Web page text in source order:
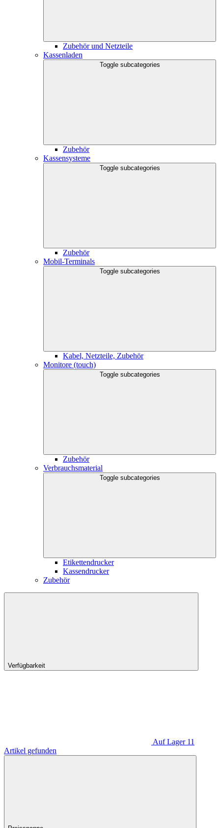
Zubehör und Netzteile
Kassenladen
Toggle subcategories
Zubehör
Kassensysteme
Toggle subcategories
Zubehör
Mobil-Terminals
Toggle subcategories
Kabel, Netzteile, Zubehör
Monitore (touch)
Toggle subcategories
Zubehör
Verbrauchsmaterial
Toggle subcategories
Etikettendrucker
Kassendrucker
Zubehör
Verfügbarkeit
Auf Lager 11
Artikel gefunden